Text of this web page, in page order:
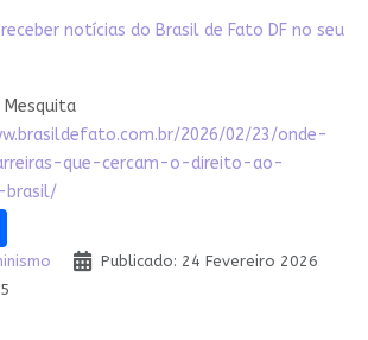
notícias do Brasil de Fato DF no seu
Mesquita
2026/02/23/onde-
que-cercam-o-direito-ao-
Share
Publicado: 24 Fevereiro 2026